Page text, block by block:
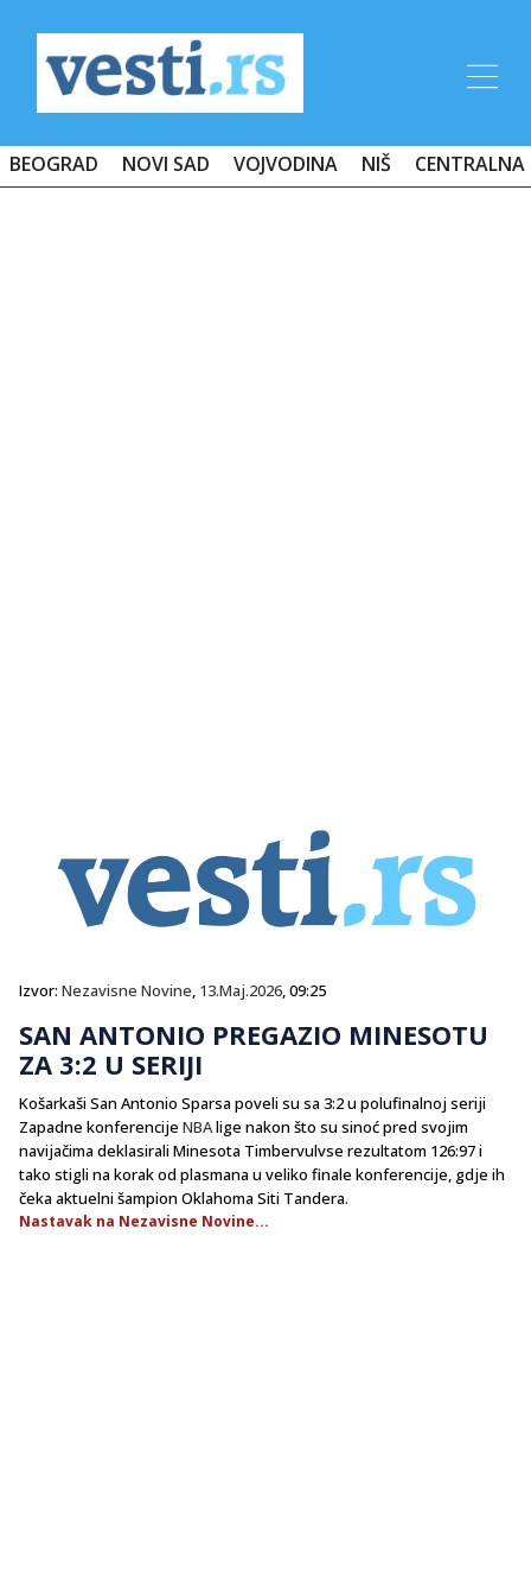
BEOGRAD NOVI SAD VOJVODINA NIŠ CENTRALNA
Izvor: Nezavisne Novine, 13.Maj.2026, 09:25
SAN ANTONIO PREGAZIO MINESOTU
ZA 3:2 U SERIJI
Košarkaši San Antonio Sparsa poveli su sa 3:2 u polufinalnoj seriji
Zapadne konferencije NBAlige nakon što su sinoć pred svojim
navijačima deklasirali Minesota Timbervulvse rezultatom 126:97 i
tako stigli na korak od plasmana u veliko finale konferencije, gdje ih
čeka aktuelni šampion Oklahoma Siti Tandera.
Nastavak na Nezavisne Novine...